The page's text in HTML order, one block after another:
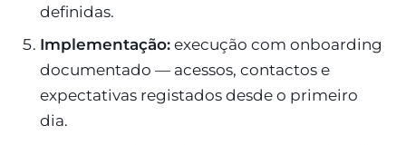
definidas.
Implementação: execução com onboarding
documentado — acessos, contactos e
expectativas registados desde o primeiro
dia.